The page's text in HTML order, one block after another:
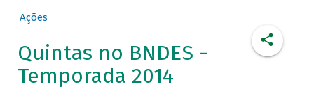
Ações
Quintas no BNDES -
Temporada 2014